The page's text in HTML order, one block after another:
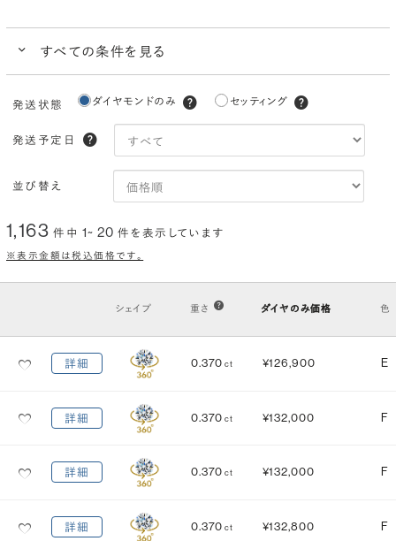
すべての条件を見る
ブランドで人気の品質 ダイヤモンドでプロポーズにおすすめ
I
VS2 VS1 VVS2 VVS1 IF FL
カット(輝き)
Excellent 3EX H&C EX 3EX H&C
鑑定機関
研磨状態
EXCELLENT
EXCELLENT
発送状態 ダイヤモンドのみ セッティング
発送予定日
並び替え
1,163件中 1~ 20件を表示しています
※表示金額は税込価格です。
シェイプ 重さ ダイヤのみ価格 色
詳細 0.370 ct ¥126,900 E
詳細 0.370 ct ¥132,000 F
詳細 0.370 ct ¥132,000 F
詳細 0.370 ct ¥132,800 F